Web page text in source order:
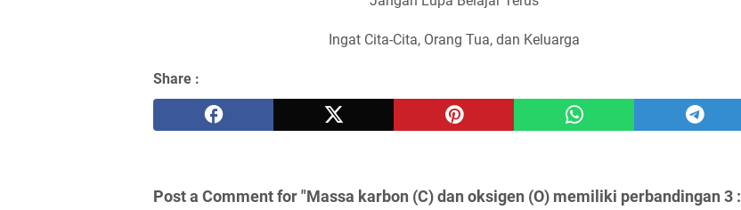
Ingat Cita-Cita, Orang Tua, dan Keluarga
Share :
Post a Comment for "Massa karbon (C) dan oksigen (O) memiliki perbandingan 3 :